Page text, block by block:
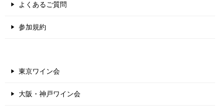
よくあるご質問
参加規約
東京ワイン会
大阪・神戸ワイン会